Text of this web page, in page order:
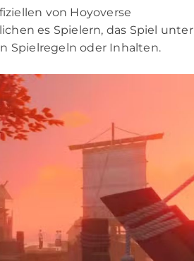
von Hoyoverse
es Spielern, das Spiel unter
Spielregeln oder Inhalten.